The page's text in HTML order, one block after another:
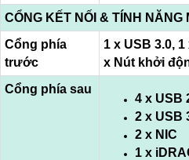
CỔNG KẾT NỐI & TÍNH NĂNG
Cổng phía
trước
1 x USB 3.0,
x Nút khởi
Cổng phía sau
4 x USB
2 x USB
2 x NIC
1 x